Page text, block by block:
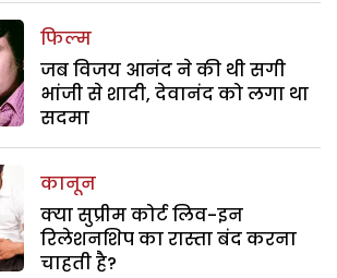
फिल्म
जब विजय आनंद ने की थी सगी
भांजी से शादी, देवानंद को लगा था
सदमा
कानून
क्या सुप्रीम कोर्ट लिव-इन
रिलेशनशिप का रास्ता बंद करना
चाहती है?